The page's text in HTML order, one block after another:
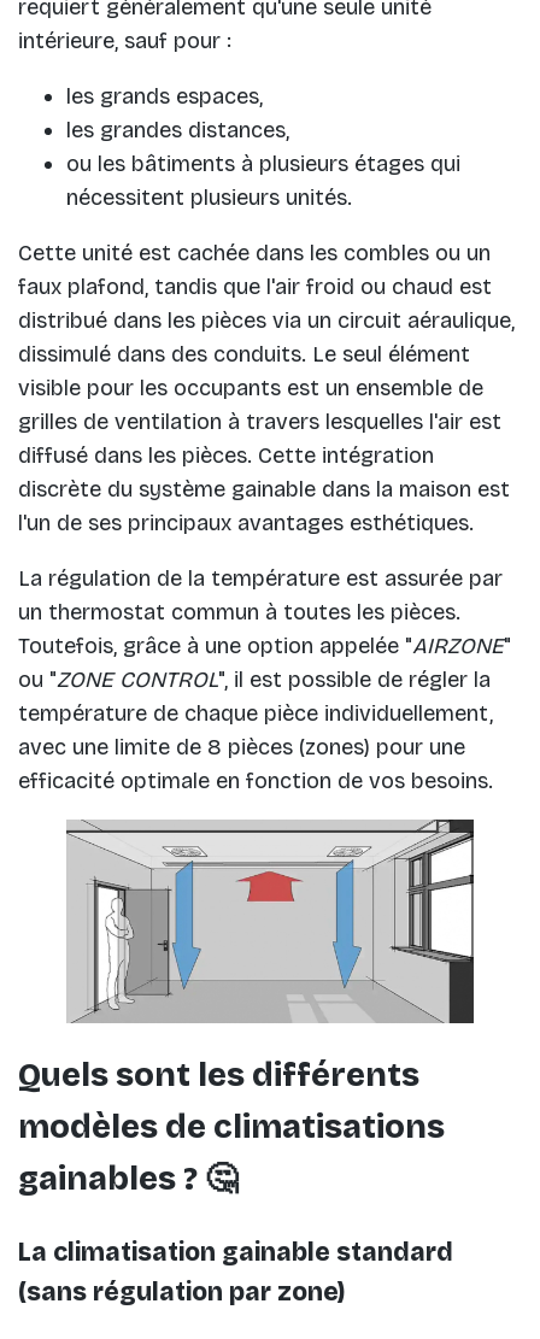
requiert généralement qu'une seule unité
intérieure, sauf pour :
les grands espaces,
les grandes distances,
ou les bâtiments à plusieurs étages qui
nécessitent plusieurs unités.
Cette unité est cachée dans les combles ou un
faux plafond, tandis que l'air froid ou chaud est
distribué dans les pièces via un circuit aéraulique,
dissimulé dans des conduits. Le seul élément
visible pour les occupants est un ensemble de
grilles de ventilation à travers lesquelles l'air est
diffusé dans les pièces. Cette intégration
discrète du système gainable dans la maison est
l'un de ses principaux avantages esthétiques.
La régulation de la température est assurée par
un thermostat commun à toutes les pièces.
Toutefois, grâce à une option appelée "AIRZONE"
ou "ZONE CONTROL", il est possible de régler la
température de chaque pièce individuellement,
avec une limite de 8 pièces (zones) pour une
efficacité optimale en fonction de vos besoins.
Quels sont les différents
modèles de climatisations
gainables ? 🤔
La climatisation gainable standard
(sans régulation par zone)